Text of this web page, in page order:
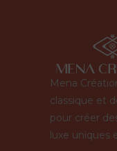
Mena
classique et
pour créer
luxe uniques